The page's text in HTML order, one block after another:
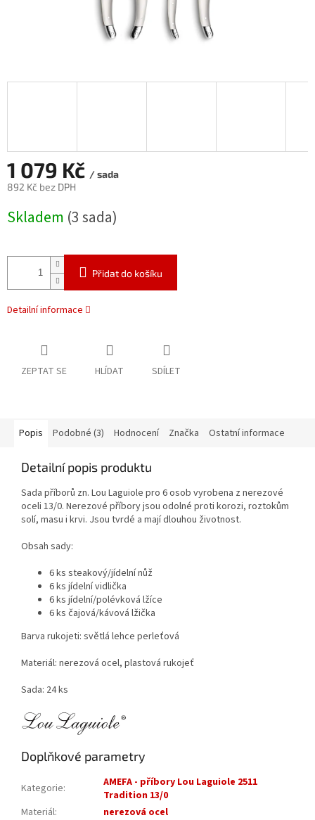
1 079 Kč / sada
892 Kč bez DPH
cena:
Skladem (3 sada)
Přidat do košíku
Detailní informace
ZEPTAT SE HLÍDAT SDÍLET
Popis Podobné (3) Hodnocení Značka Ostatní informace
Detailní popis produktu
Sada příborů zn. Lou Laguiole pro 6 osob vyrobena z nerezové
oceli 13/0. Nerezové příbory jsou odolné proti korozi, roztokům
solí, masu i krvi. Jsou tvrdé a mají dlouhou životnost.
Obsah sady:
6 ks steakový/jídelní nůž
6 ks jídelní vidlička
6 ks jídelní/polévková lžíce
6 ks čajová/kávová lžička
Barva rukojeti: světlá lehce perleťová
Materiál: nerezová ocel, plastová rukojeť
Sada: 24 ks
Doplňkové parametry
Kategorie:
AMEFA - příbory Lou Laguiole 2511
Tradition 13/0
Materiál:
nerezová ocel